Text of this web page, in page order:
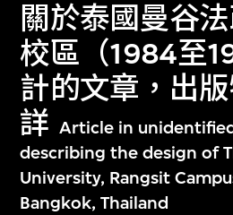
關於泰國曼谷
校區（1984至
計的文章，出
詳 Article in
describing the design of
University, Rangsit
Bangkok, Thailand